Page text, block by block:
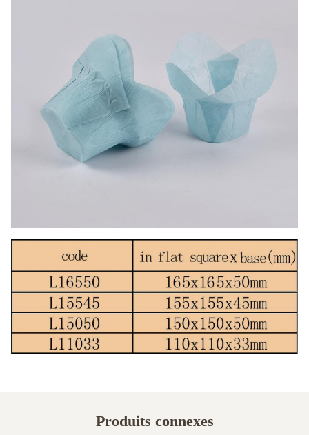
Produits connexes